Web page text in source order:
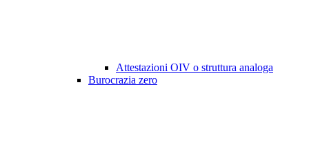
Attestazioni OIV o struttura analoga
Burocrazia zero